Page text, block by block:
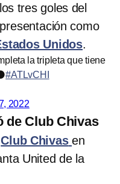
tres goles del
como
Unidos.
la tripleta que tiene
#ATLvCHI
2022
de Club Chivas
Club Chivas en
United de la